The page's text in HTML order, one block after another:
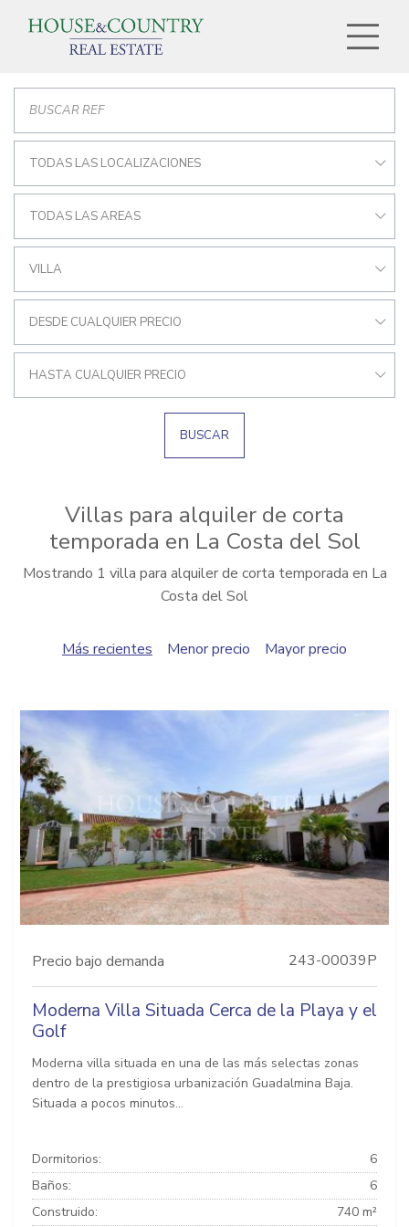
TODAS LAS LOCALIZACIONES
TODAS LAS AREAS
VILLA
DESDE CUALQUIER PRECIO
HASTA CUALQUIER PRECIO
BUSCAR
Villas para alquiler de corta
temporada en La Costa del Sol
Mostrando 1 villa para alquiler de corta temporada en La
Costa del Sol
Más recientes Menor precio Mayor precio
Precio bajo demanda 243-00039P
Moderna Villa Situada Cerca de la Playa y el
Golf
Moderna villa situada en una de las más selectas zonas
dentro de la prestigiosa urbanización Guadalmina Baja.
Situada a pocos minutos...
Dormitorios:
6
Baños:
6
Construido:
740 m²